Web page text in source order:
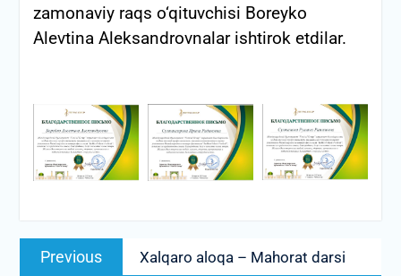
zamonaviy raqs o‘qituvchisi Boreyko
Alevtina Aleksandrovnalar ishtirok etdilar.
Post
menyusi
Previous
post:
Xalqaro aloqa – Mahorat darsi